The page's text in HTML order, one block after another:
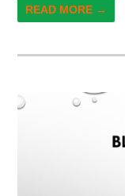
READ MORE →